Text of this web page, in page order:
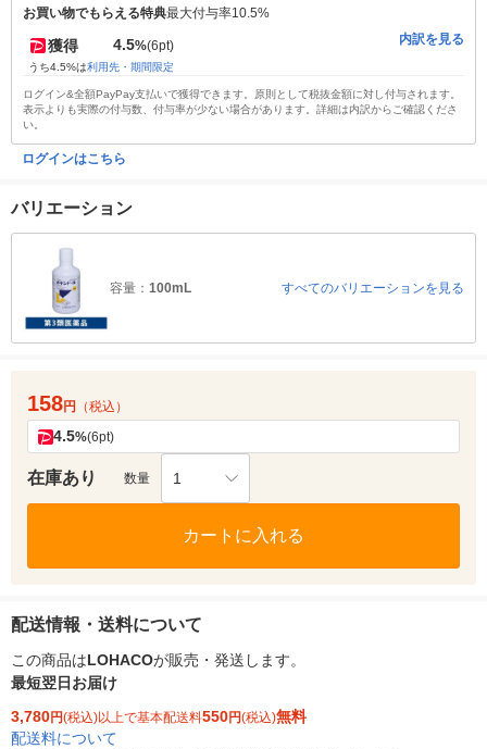
お買い物でもらえる特典最大付与率10.5%
獲得 4.5%(6pt)
うち4.5%は利用先・期間限定
内訳を見る
ログイン&全額PayPay支払いで獲得できます。原則として税抜金額に対し付与されます。
表示よりも実際の付与数、付与率が少ない場合があります。詳細は内訳からご確認くださ
い。
ログインはこちら
バリエーション
容量： 100mL すべてのバリエーションを見る
158円 （税込）
4.5%(6pt)
在庫あり 数量 1
カートに入れる
配送情報・送料について
この商品はLOHACOが販売・発送します。
最短翌日お届け
3,780円(税込)以上で基本配送料550円(税込)無料
配送料について